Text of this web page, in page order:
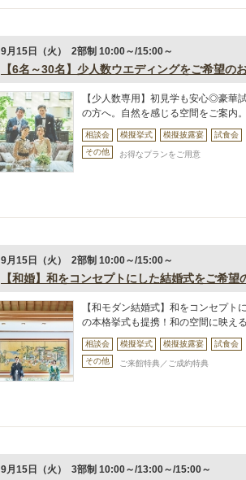
9月15日（火） 2部制 10:00～/15:00～
【6名～30名】少人数ウエディングをご希望の
【少人数専用】初見学も安心◎豪華
の方へ。自然を感じる空間をご案内
相談会 模擬挙式 模擬披露宴
試食会
その他
お得なプランをご用意
9月15日（火） 2部制 10:00～/15:00～
【和婚】和をコンセプトにした結婚式をご希望
【和モダン結婚式】和をコンセプ
の本格挙式も提携！和の空間に映え
相談会 模擬挙式 模擬披露宴
試食会
その他
ご来館特典／ご成約特典
9月15日（火） 3部制 10:00～/13:00～/15:00～